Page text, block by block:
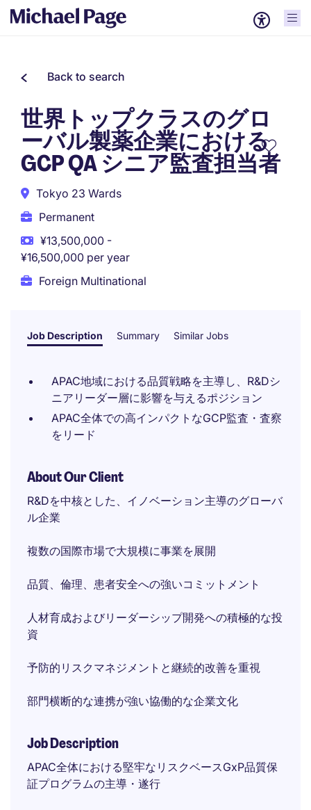
Back to search
世界トップクラスのグロ
ーバル製薬企業における
GCP QA シニア監査担当者
Tokyo 23 Wards
Permanent
¥13,500,000 -
¥16,500,000 per year
Foreign Multinational
Job Description Summary Similar Jobs
APAC地域における品質戦略を主導し、R&Dシ
ニアリーダー層に影響を与えるポジション
APAC全体での高インパクトなGCP監査・査察
をリード
About Our Client
R&Dを中核とした、イノベーション主導のグローバ
ル企業
複数の国際市場で大規模に事業を展開
品質、倫理、患者安全への強いコミットメント
人材育成およびリーダーシップ開発への積極的な投
資
予防的リスクマネジメントと継続的改善を重視
部門横断的な連携が強い協働的な企業文化
Job Description
APAC全体における堅牢なリスクベースGxP品質保
証プログラムの主導・遂行